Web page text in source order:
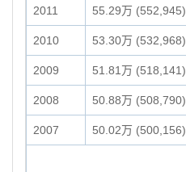
2011 55.29万 (552,945)
2010 53.30万 (532,968)
2009 51.81万 (518,141)
2008 50.88万 (508,790)
2007 50.02万 (500,156)